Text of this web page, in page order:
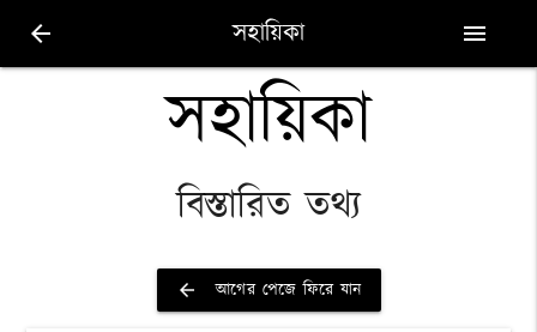
arrow_back সহায়িকা menu
সহায়িকা
বিস্তারিত তথ্য
arrow_back আগের পেজে ফিরে যান